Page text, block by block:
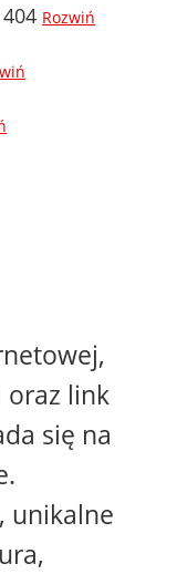
Rozwiń
oraz link
się na
unikalne